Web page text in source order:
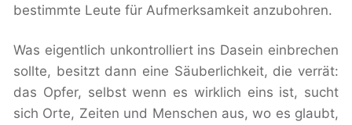
bestimmte Leute für Aufmerksamkeit anzubohren.
Was eigentlich unkontrolliert ins Dasein einbrechen
sollte, besitzt dann eine Säuberlichkeit, die verrät:
das Opfer, selbst wenn es wirklich eins ist, sucht
sich Orte, Zeiten und Menschen aus, wo es glaubt,